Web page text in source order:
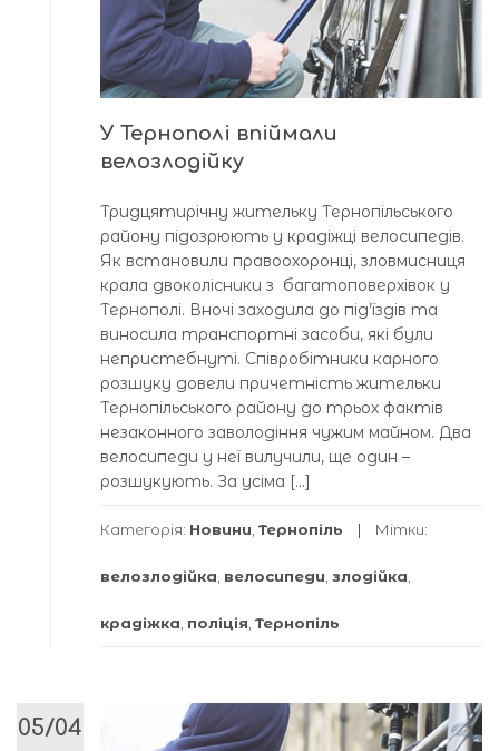
У Тернополі впіймали
велозлодійку
Тридцятирічну жительку Тернопільського
району підозрюють у крадіжці велосипедів.
Як встановили правоохоронці, зловмисниця
крала двоколісники з багатоповерхівок у
Тернополі. Вночі заходила до під’їздів та
виносила транспортні засоби, які були
непристебнуті. Співробітники карного
розшуку довели причетність жительки
Тернопільського району до трьох фактів
незаконного заволодіння чужим майном. Два
велосипеди у неї вилучили, ще один –
розшукують. За усіма […]
Категорія: Новини Тернопіль Мітки:
велозлодійка велосипеди злодійка
крадіжка поліція Тернопіль
05/04